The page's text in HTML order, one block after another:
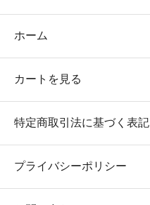
ホーム
カートを見る
特定商取引法に基づく表記
プライバシーポリシー